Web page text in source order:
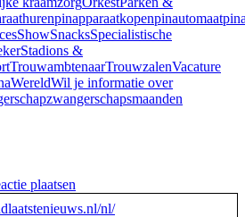
pinapparaatkopenpinautomaat
ShowSnacksSpecialistische
Stadions &
TrouwambtenaarTrouwzalenVacature
WereldWil je informatie over
zwangerschapsmaanden
plaatsen
nl/